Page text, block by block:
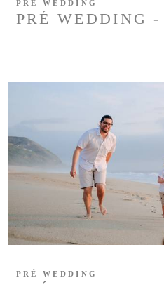
PRÉ WEDDING
PRÉ WEDDING
PRÉ WEDDING